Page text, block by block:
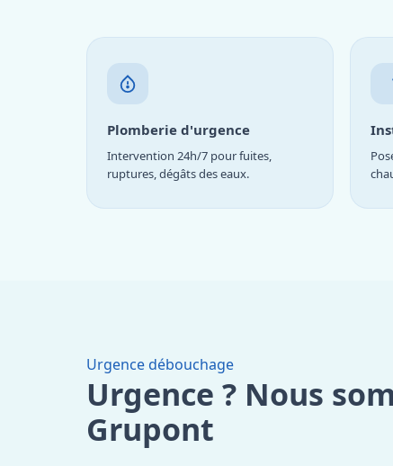
Plomberie d'urgence
Intervention 24h/7 pour fuites,
ruptures, dégâts des eaux.
Urgence débouchage
Urgence ? Nous
Grupont